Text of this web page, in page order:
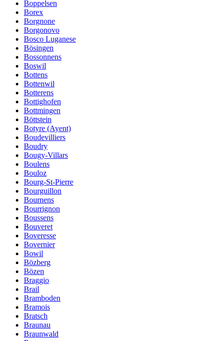
Boppelsen
Borex
Borgnone
Borgonovo
Bosco Luganese
Bösingen
Bossonnens
Boswil
Bottens
Bottenwil
Botterens
Bottighofen
Bottmingen
Böttstein
Botyre (Ayent)
Boudevilliers
Boudry
Bougy-Villars
Boulens
Bouloz
Bourg-St-Pierre
Bourguillon
Bournens
Bourrignon
Boussens
Bouveret
Boveresse
Bovernier
Bowil
Bözberg
Bözen
Braggio
Brail
Bramboden
Bramois
Bratsch
Braunau
Braunwald